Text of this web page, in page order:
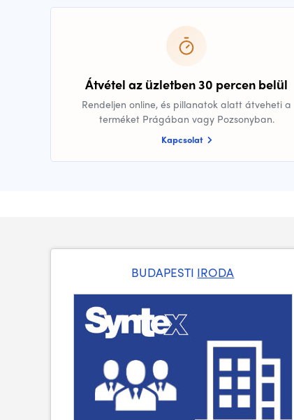
Átvétel az üzletben 30 percen belül
Rendeljen online, és pillanatok alatt átveheti a
terméket Prágában vagy Pozsonyban.
Kapcsolat
BUDAPESTI IRODA